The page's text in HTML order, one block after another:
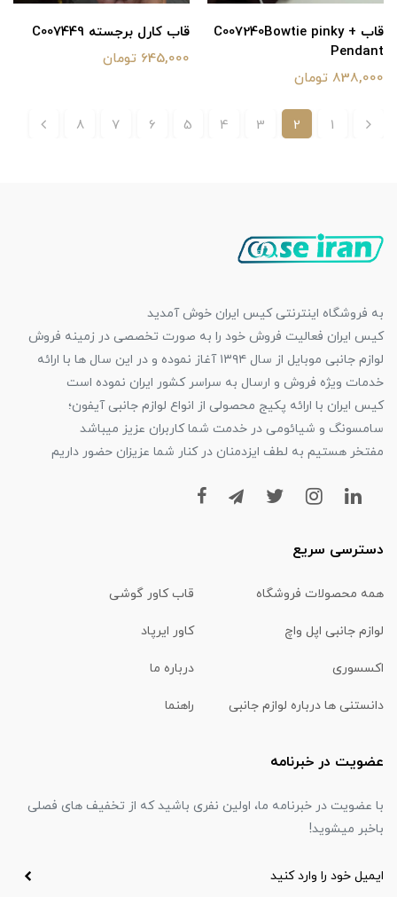
قاب C007240Bowtie pinky +
Pendant
838,000 تومان
قاب کارل برجسته C007449
645,000 تومان
1
2
3
4
5
6
7
8
به فروشگاه اینترنتی کیس ایران خوش آمدید
کیس ایران فعالیت فروش خود را به صورت تخصصی در زمینه فروش
لوازم جانبی موبایل از سال ۱۳۹۴ آغاز نموده و در این سال ها با ارائه
خدمات ویژه فروش و ارسال به سراسر کشور ایران نموده است
کیس ایران با ارائه پکیج محصولی از انواع لوازم جانبی آیفون؛
سامسونگ و شیائومی در خدمت شما کاربران عزیز میباشد
مفتخر هستیم به لطف ایزدمنان در کنار شما عزیزان حضور داریم
دسترسی سریع
همه محصولات فروشگاه قاب کاور گوشی
لوازم جانبی اپل واچ کاور ایرپاد
اکسسوری درباره ما
دانستنی ها درباره لوازم جانبی راهنما
عضویت در خبرنامه
با عضویت در خبرنامه ما، اولین نفری باشید که از تخفیف های فصلی
باخبر میشوید!